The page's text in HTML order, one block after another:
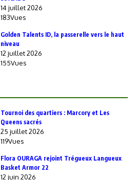
14 juillet 2026
183Vues
Golden Talents ID, la passerelle vers le haut
niveau
12 juillet 2026
155Vues
‎Tournoi des quartiers : Marcory et Les
Queens sacrés
25 juillet 2026
119Vues
Flora OURAGA rejoint Trégueux Langueux
Basket Armor 22
12 juin 2026